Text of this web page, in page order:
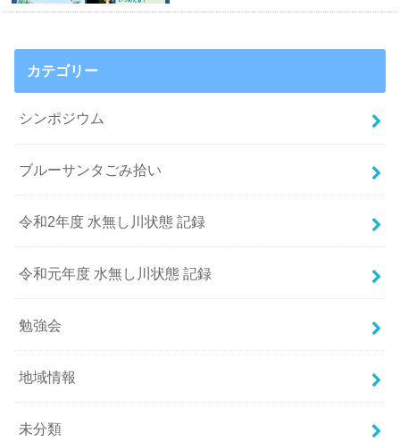
カテゴリー
シンポジウム
ブルーサンタごみ拾い
令和2年度 水無し川状態 記録
令和元年度 水無し川状態 記録
勉強会
地域情報
未分類